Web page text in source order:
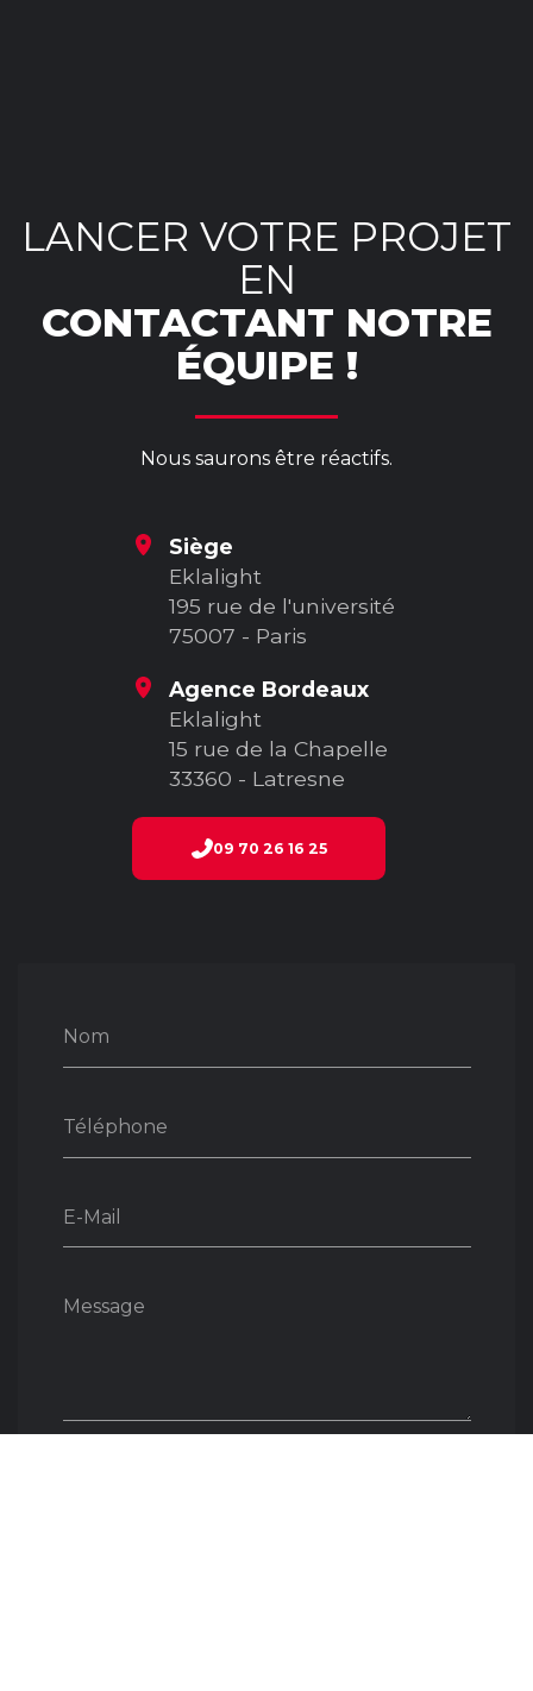
LANCER VOTRE PROJET
EN
CONTACTANT NOTRE
ÉQUIPE !
Nous saurons être réactifs.
Nom
Téléphone
E-Mail
Message
Siège
Eklalight
195 rue de l'université
75007 - Paris
Agence Bordeaux
Eklalight
15 rue de la Chapelle
33360 - Latresne
09 70 26 16 25